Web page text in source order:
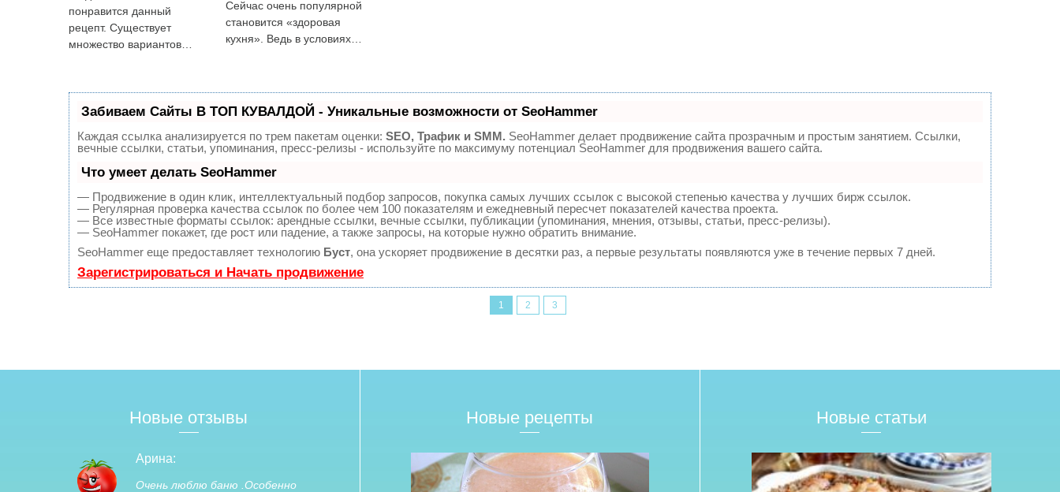
понравится данный
рецепт. Существует
множество вариантов…
Сейчас очень популярной
становится «здоровая
кухня». Ведь в условиях…
Забиваем Сайты В ТОП КУВАЛДОЙ - Уникальные возможности от SeoHammer
Каждая ссылка анализируется по трем пакетам оценки: SEO, Трафик и SMM. SeoHammer делает продвижение сайта прозрачным и простым занятием. Ссылки,
вечные ссылки, статьи, упоминания, пресс-релизы - используйте по максимуму потенциал SeoHammer для продвижения вашего сайта.
Что умеет делать SeoHammer
— Продвижение в один клик, интеллектуальный подбор запросов, покупка самых лучших ссылок с высокой степенью качества у лучших бирж ссылок.
— Регулярная проверка качества ссылок по более чем 100 показателям и ежедневный пересчет показателей качества проекта.
— Все известные форматы ссылок: арендные ссылки, вечные ссылки, публикации (упоминания, мнения, отзывы, статьи, пресс-релизы).
— SeoHammer покажет, где рост или падение, а также запросы, на которые нужно обратить внимание.
SeoHammer еще предоставляет технологию Буст, она ускоряет продвижение в десятки раз, а первые результаты появляются уже в течение первых 7 дней.
Зарегистрироваться и Начать продвижение
1 2 3
Новые отзывы
Арина:
Очень люблю баню .Особенно
Новые рецепты Новые статьи